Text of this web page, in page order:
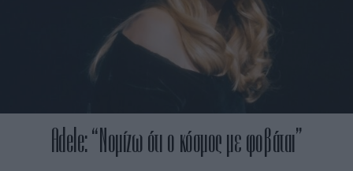
Adele: “Νομίζω ότι ο κόσμος με φοβάται”